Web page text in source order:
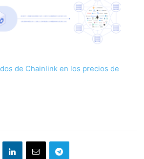
de Chainlink en los precios de